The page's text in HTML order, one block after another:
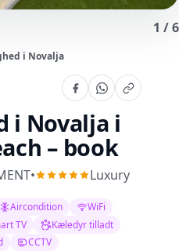
1 /6
i Novalja
i Novalja i
– book
• Luxury
Aircondition
WiFi
TV
Kæledyr tilladt
CCTV